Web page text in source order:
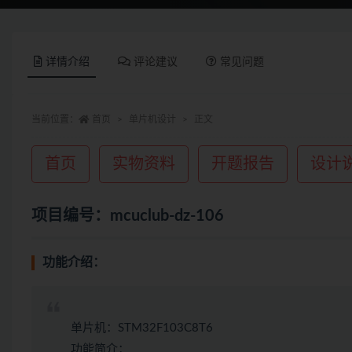
详情介绍 评论建议 常见问题
首页 实物资料 开题报告 设计
项目编号：mcuclub-dz-106
功能介绍：
单片机：STM32F103C8T6
功能简介：